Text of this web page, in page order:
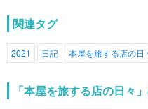
関連タグ
2021 日記 本屋を旅する店の日
「本屋を旅する店の日々